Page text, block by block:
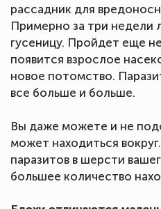
рассадник для
Примерно за три недели
гусеницу. Пройдет еще
появится взрослое
новое потомство.
все больше и больше.
Вы даже можете и не
может находиться
паразитов в шерсти
большее количество